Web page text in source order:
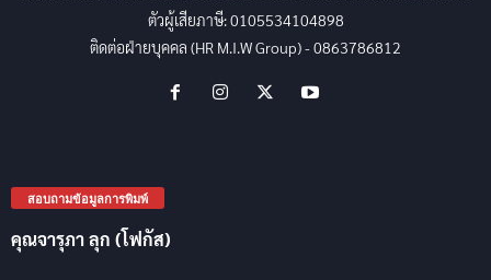
ตัวผู้เสียภาษี: 0105534104898
ติดต่อฝ่ายบุคคล (HR M.I.W Group) - 0863786812
สอบถามข้อมูลการพิมพ์
คุณจารุภา ลุก (โฟกัส)